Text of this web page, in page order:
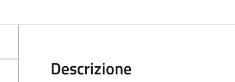
Descrizione